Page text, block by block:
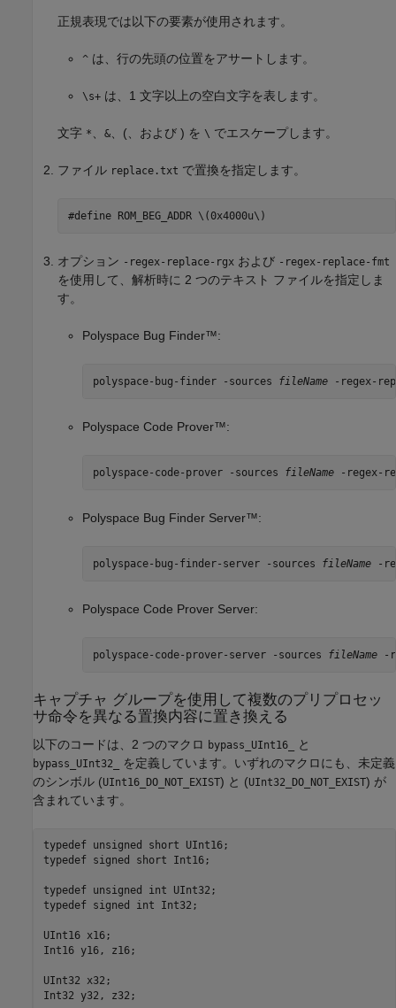
正規表現では以下の要素が使用されます。
^ は、行の先頭の位置をアサートします。
\s+ は、1 文字以上の空白文字を表します。
文字 * 、 &、(、および ) を \ でエスケープします。
ファイル replace.txt で置換を指定します。
オプション -regex-replace-rgx および -regex-replace-fmt
を使用して、解析時に 2 つのテキスト ファイルを指定しま
す。
Polyspace Bug Finder™:
polyspace-bug-finder -sources fileName -regex-
Polyspace Code Prover™:
polyspace-code-prover -sources fileName -regex-
Polyspace Bug Finder Server™:
polyspace-bug-finder-server -sources fileName -
Polyspace Code Prover Server:
polyspace-code-prover-server -sources fileName -
キャプチャ グループを使用して複数のプリプロセッ
サ命令を異なる置換内容に置き換える
以下のコードは、2 つのマクロ bypass_UInt16_ と
bypass_UInt32_
を定義しています。いずれのマクロにも、未定義
のシンボル (UInt16_DO_NOT_EXIST) と (UInt32_DO_NOT_EXIST) が
含まれています。
typedef unsigned short UInt16;
typedef signed short Int16;
typedef unsigned int UInt32;
typedef signed int Int32;
UInt16 x16;
Int16 y16, z16;
UInt32 x32;
Int32 y32, z32;